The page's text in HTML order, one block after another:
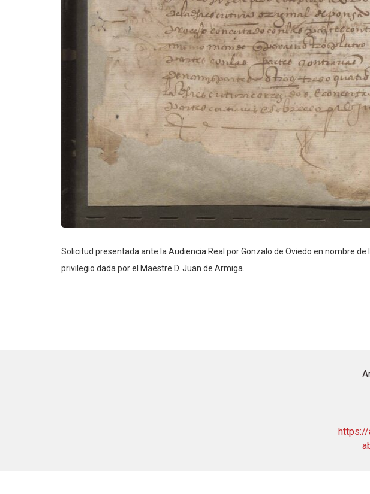
Solicitud presentada ante la Audiencia Real por Gonzalo de Oviedo en nombre
privilegio dada por el Maestre D. Juan de Armiga.
https://